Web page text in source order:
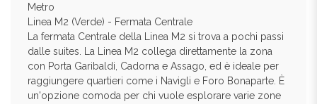
Metro
Linea M2 (Verde) - Fermata Centrale
La fermata Centrale della Linea M2 si trova a pochi passi
dalle suites. La Linea M2 collega direttamente la zona
con Porta Garibaldi, Cadorna e Assago, ed è ideale per
raggiungere quartieri come i Navigli e Foro Bonaparte. È
un'opzione comoda per chi vuole esplorare varie zone